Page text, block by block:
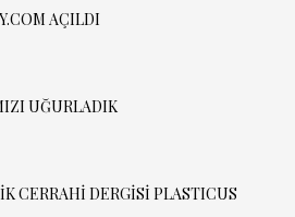
AÇILDI
UĞURLADIK
CERRAHİ DERGİSİ PLASTICUS